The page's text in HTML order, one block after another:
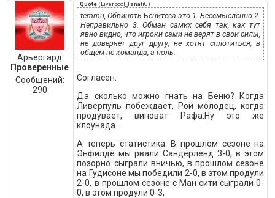
Арьергард
Проверенные
Сообщений:
290
Quote (Liverpool_FanatiC)
temmu, Обвинять Бенитеса это 1. Бессмысленно 2.
Неправильно 3. Обман самих себя так, как тут
явно видно, что игроки сами не верят в свои силы,
не доверяет друг другу, не хотят сплотиться, в
общем не команда, а ноль.
Согласен.
Да сколько можно гнать на Беню? Когда
Ливерпуль побеждает, Рой молодец, когда
продувает, виноват Рафа.Ну это же
клоунада...
А теперь статистика: В прошлом сезоне на
Энфилде мы рвали Сандерленд 3-0, в этом
позорно сыграли вничью, в прошлом сезоне
на Гудисоне мы победили 2-0, в этом продули
2-0, в прошлом сезоне с Ман сити сыграли 0-
0, в этом продули 0-3,